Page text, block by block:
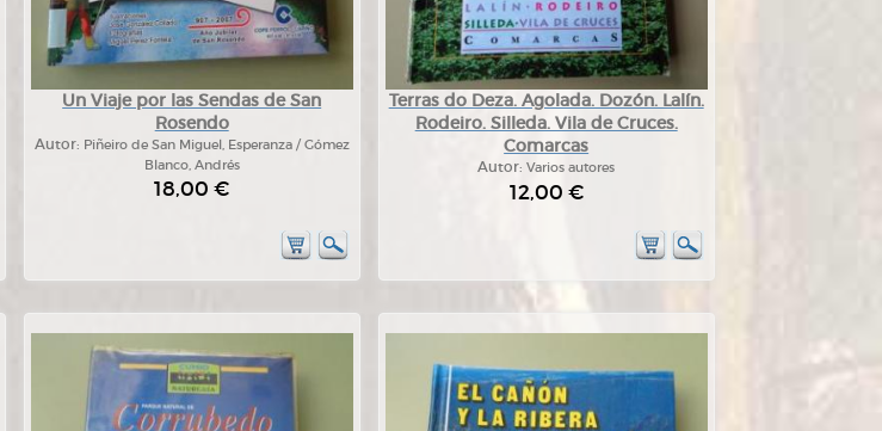
Un Viaje por las Sendas de San
Rosendo
Autor: Piñeiro de San Miguel, Esperanza / Gómez
Blanco, Andrés
18,00 €
Terras do Deza. Agolada. Dozón. Lalín.
Rodeiro. Silleda. Vila de Cruces.
Comarcas
Autor:Varios autores
12,00 €